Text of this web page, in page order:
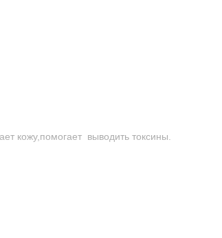
кожу,помогает выводить токсины.